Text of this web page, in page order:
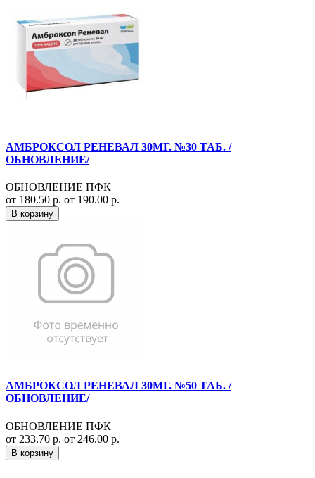
АМБРОКСОЛ РЕНЕВАЛ 30МГ. №30 ТАБ. /
ОБНОВЛЕНИЕ/
ОБНОВЛЕНИЕ ПФК
от 180.50 р. от 190.00 р.
В корзину
АМБРОКСОЛ РЕНЕВАЛ 30МГ. №50 ТАБ. /
ОБНОВЛЕНИЕ/
ОБНОВЛЕНИЕ ПФК
от 233.70 р. от 246.00 р.
В корзину